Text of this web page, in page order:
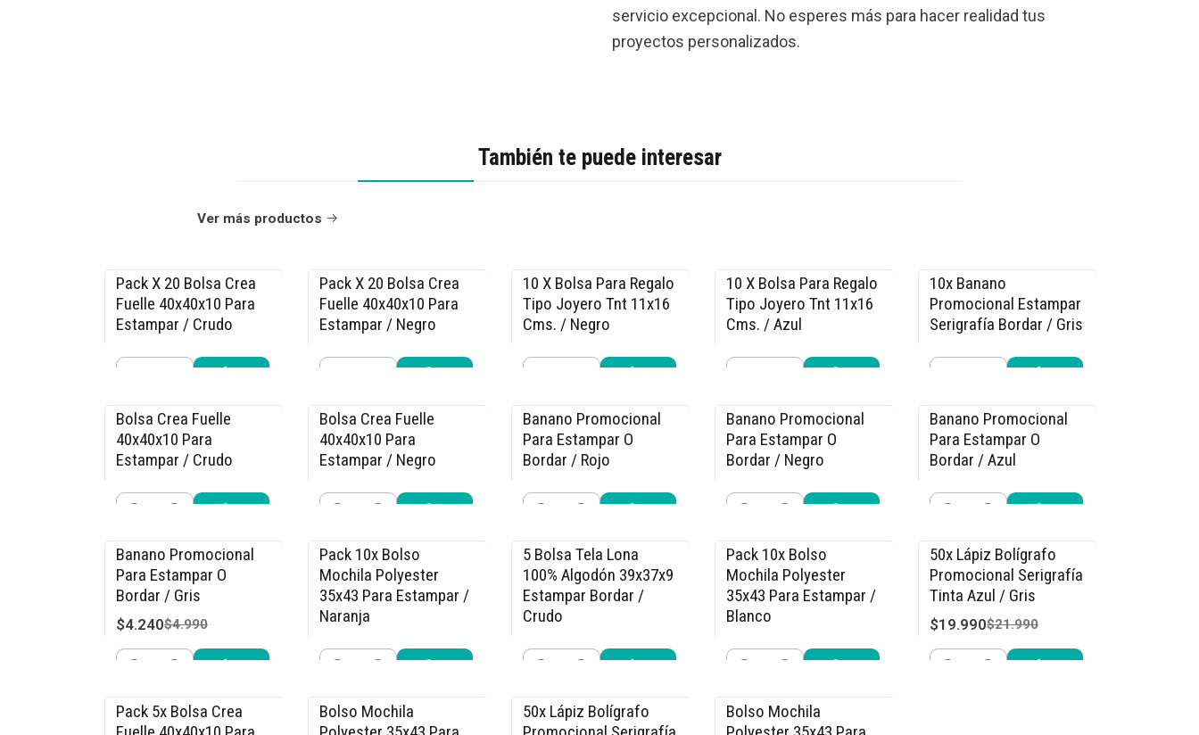
servicio excepcional. No esperes más para hacer realidad tus
proyectos personalizados.
También te puede interesar
Ver más productos
-15% OFF
Pack X 20 Bolsa Crea
Fuelle 40x40x10 Para
Estampar / Crudo
$36.540$42.990
-15% OFF
Pack X 20 Bolsa Crea
Fuelle 40x40x10 Para
Estampar / Negro
$36.540$42.990
-15% OFF
10 X Bolsa Para Regalo
Tipo Joyero Tnt 11x16
Cms. / Negro
$5.940$6.990
-15% OFF
10 X Bolsa Para Regalo
Tipo Joyero Tnt 11x16
Cms. / Azul
$5.940$6.990
-22% OFF
10x Banano
Promocional Estampar
Serigrafía Bordar / Gris
$34.990$44.990
-15% OFF
Bolsa Crea Fuelle
40x40x10 Para
Estampar / Crudo
$3.810$4.490
-15% OFF
Bolsa Crea Fuelle
40x40x10 Para
Estampar / Negro
$3.810$4.490
-15% OFF
Banano Promocional
Para Estampar O
Bordar / Rojo
$4.240$4.990
-15% OFF
Banano Promocional
Para Estampar O
Bordar / Negro
$4.240$4.990
-15% OFF
Banano Promocional
Para Estampar O
Bordar / Azul
$4.240$4.990
-15% OFF
Banano Promocional
Para Estampar O
Bordar / Gris
$4.240$4.990
-17% OFF
Pack 10x Bolso
Mochila Polyester
35x43 Para Estampar /
Naranja
$14.990$17.990
-15% OFF
5 Bolsa Tela Lona
100% Algodón 39x37x9
Estampar Bordar /
Crudo
$22.940$26.990
-17% OFF
Pack 10x Bolso
Mochila Polyester
35x43 Para Estampar /
Blanco
$14.990$17.990
-9% OFF
50x Lápiz Bolígrafo
Promocional Serigrafía
Tinta Azul / Gris
$19.990$21.990
-15% OFF
Pack 5x Bolsa Crea
-15% OFF
Bolso Mochila
-9% OFF
50x Lápiz Bolígrafo
-15% OFF
Bolso Mochila